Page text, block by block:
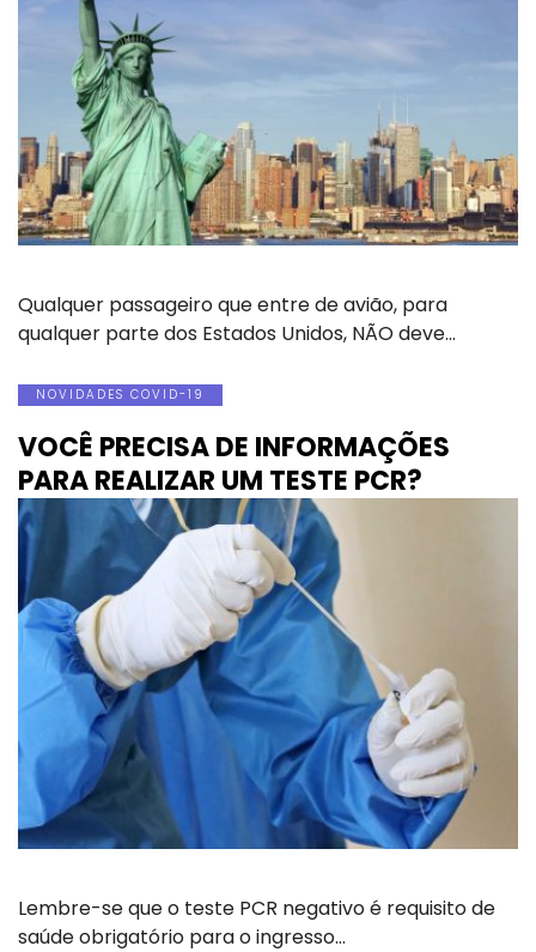
Qualquer passageiro que entre de avião, para
qualquer parte dos Estados Unidos, NÃO deve…
NOVIDADES COVID-19
VOCÊ PRECISA DE INFORMAÇÕES
PARA REALIZAR UM TESTE PCR?
Lembre-se que o teste PCR negativo é requisito de
saúde obrigatório para o ingresso…